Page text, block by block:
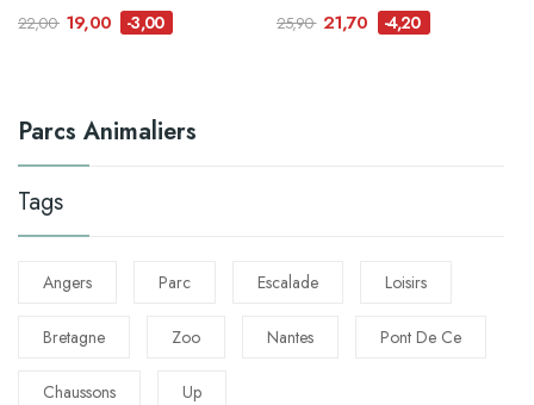
Parcs Animaliers
Tags
Angers Parc Escalade Loisirs
Bretagne Zoo Nantes Pont De Ce
Chaussons Up
22,00 19,00 -3,00 25,90 21,70 -4,20